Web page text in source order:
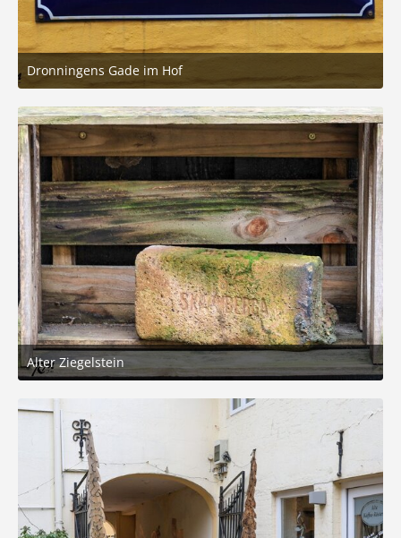
Dronningens Gade im Hof
3. März 2026 um 05:21
8
Alter Ziegelstein
3. März 2026 um 05:21